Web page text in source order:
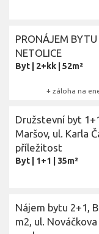
PRONÁJEM
NETOLICE
Byt 2+kk 52m²
+ záloha na
Družstevní byt
Maršov, ul. Karla
příležitost
Byt 1+1 35m²
Nájem bytu 2+1,
m2, ul.